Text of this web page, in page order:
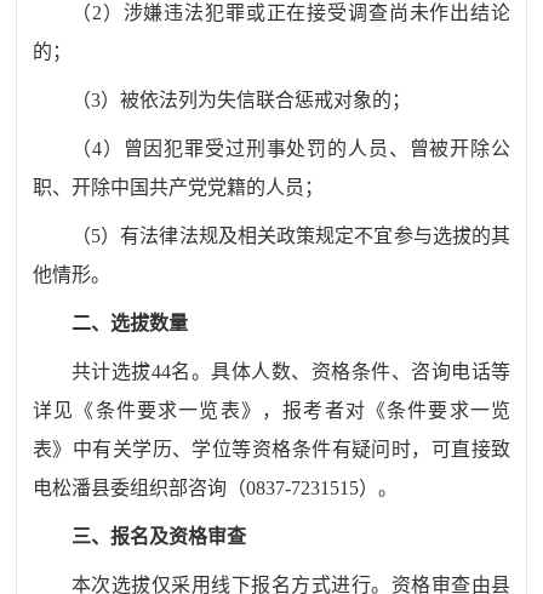
（2） 涉嫌违法犯罪或正在接受调查尚未作出结论
的；
（3）被依法列为失信联合惩戒对象的；
（4） 曾因犯罪受过刑事处罚的人员 、
曾被开除公
职、开除中国共产党党籍的人员；
（5）有法律法规及相关政策规定不宜参与选拔的其
他情形。
二、选拔数量
共计选拔44名。具体人数、资格条件、咨询电话等
详见 《条件要求一览表》，报考者对 《条件要求一览
表》中有关学历、学位等资格条件有疑问时，可直接致
电松潘县委组织部咨询（0837-7231515）。
三、报名及资格审查
本次选拔仅采用线下报名方式进行。资格审查由县